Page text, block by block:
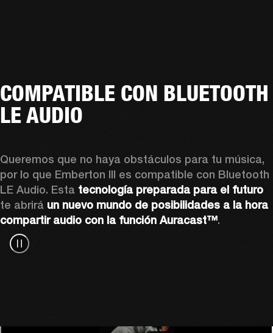
COMPATIBLE CON BLUETOOTH
LE AUDIO
Queremos que no haya obstáculos para tu música,
por lo que Emberton III es compatible con Bluetooth
LE Audio. Esta tecnología preparada para el futuro
te abrirá un nuevo mundo de posibilidades a la hora
compartir audio con la función Auracast™.